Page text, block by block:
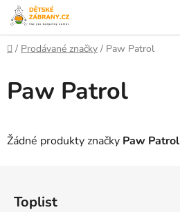
Přejít
na
obsah
Domů
/ Prodávané značky / Paw Patrol
Paw Patrol
Žádné produkty značky Paw Patrol
Toplist